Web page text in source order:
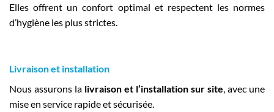
Elles offrent un confort optimal et respectent les normes
d’hygiène les plus strictes.
Livraison et installation
Nous assurons la livraison et l’installation sur site , avec une
mise en service rapide et sécurisée.